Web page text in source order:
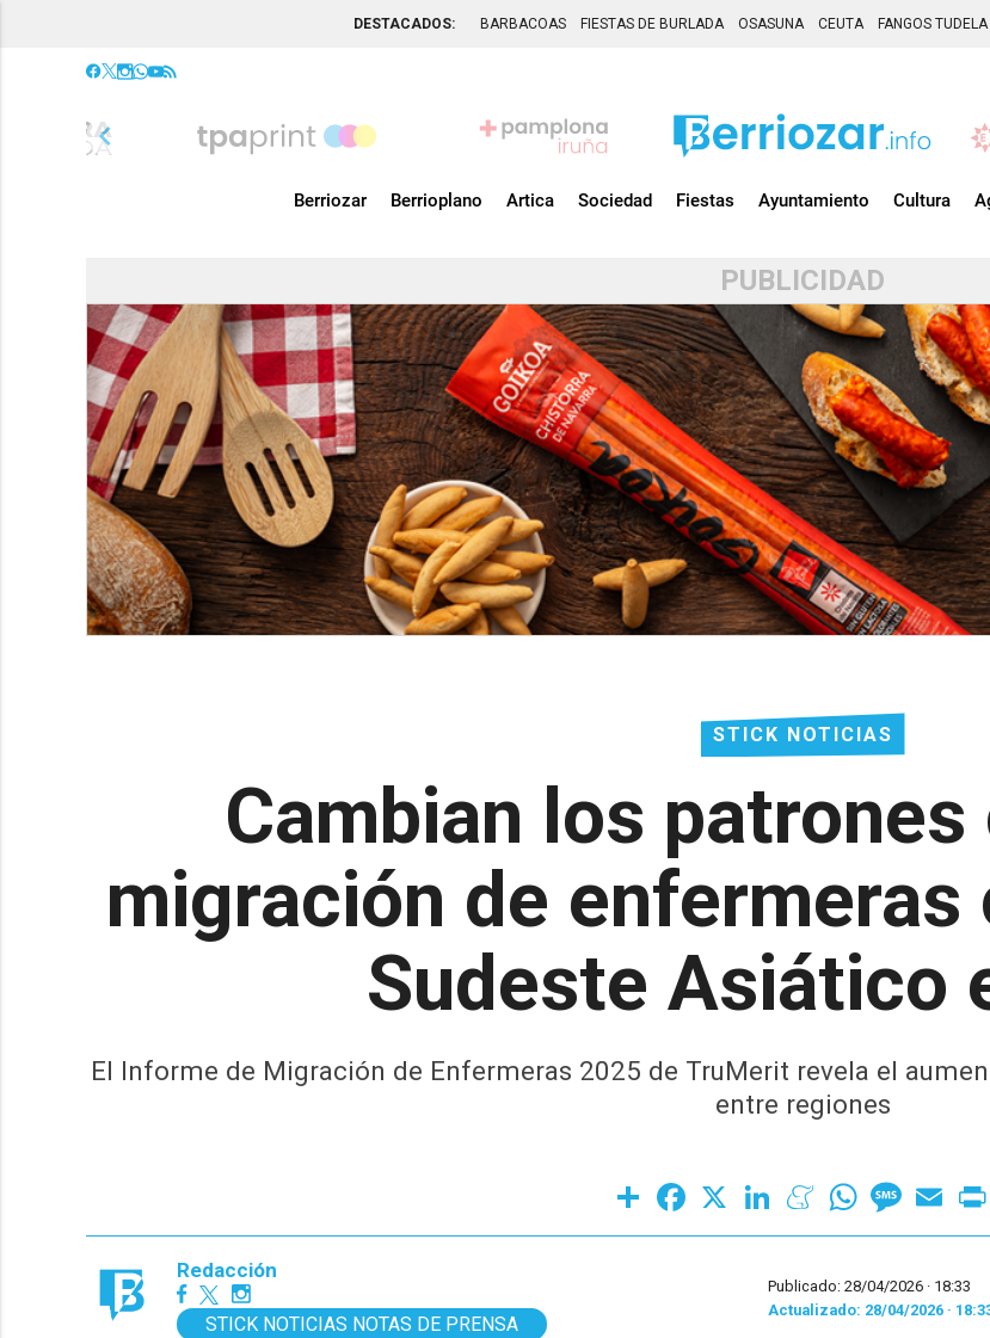
DESTACADOS: BARBACOAS FIESTAS DE BURLADA OSASUNA CEUTA FANGOS TUDELA
chevron_left
Berriozar Berrioplano Artica Sociedad Fiestas Ayuntamiento Cultura
PUBLICIDAD
STICK NOTICIAS
Cambian los
migración de enfermeras
Sudeste Asiático
El Informe de Migración de Enfermeras 2025 de TruMerit revela el
entre regiones
Share Facebook LinkedInMeneameWhatsAppMessage
Email
Redacción
STICK NOTICIAS NOTAS DE PRENSA
Publicado: 28/04/2026 · 18:33
Actualizado: 28/04/2026 ·